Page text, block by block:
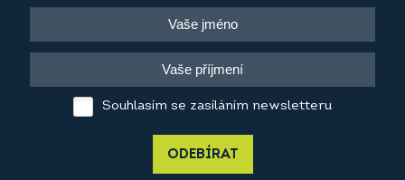
Souhlasím se zasíláním newsletteru
ODEBÍRAT